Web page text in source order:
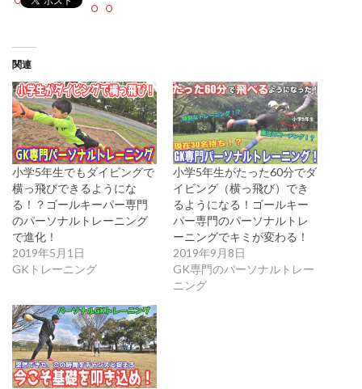
関連
小学5年生でもダイビングで
横っ飛びできるようにな
る！？ゴールキーパー専門
のパーソナルトレーニング
で進化！
2019年5月1日
GKトレーニング
小学5年生がたった60分でダ
イビング（横っ飛び）でき
るようになる！ゴールキー
パー専門のパーソナルトレ
ーニングでキミが変わる！
2019年9月8日
GK専門のパーソナルトレー
ニング